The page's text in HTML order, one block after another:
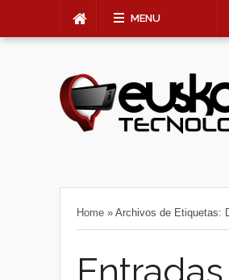
MENU
Home » Archivos de Etiquetas: